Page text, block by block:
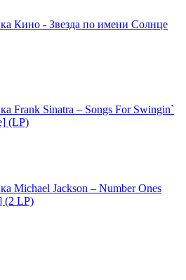
Кино - Звезда по имени Солнце
Frank Sinatra – Songs For Swingin`
(LP)
Michael Jackson – Number Ones
(2 LP)